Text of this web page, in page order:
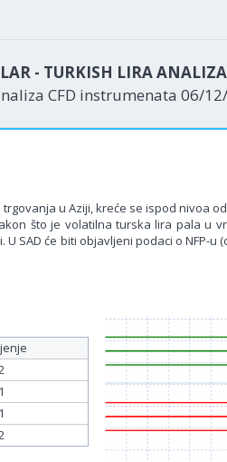
- TURKISH LIRA ANALIZA
CFD instrumenata 06/
u Aziji, kreće se ispod nivoa od
što je volatilna turska lira pala u
SAD će biti objavljeni podaci o NFP-u